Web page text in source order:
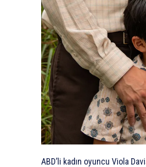
ABD’li kadın oyuncu Viola